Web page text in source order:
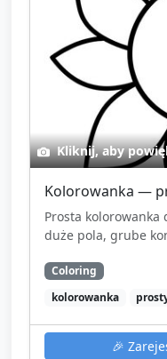
Kliknij, aby
Kolorowanka —
Prosta
duże pola, grube
Coloring
kolorowanka
🎉